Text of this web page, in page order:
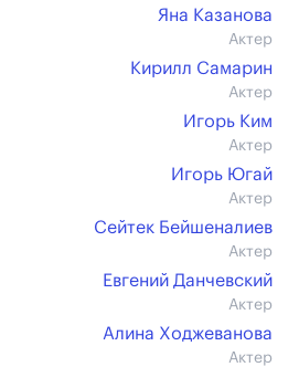
Яна Казанова
Актер
Кирилл Самарин
Актер
Игорь Ким
Актер
Игорь Югай
Актер
Сейтек Бейшеналиев
Актер
Евгений Данчевский
Актер
Алина Ходжеванова
Актер